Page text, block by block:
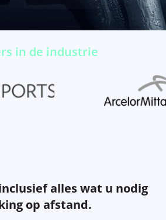
in de industrie
alles wat u nodig
op afstand.